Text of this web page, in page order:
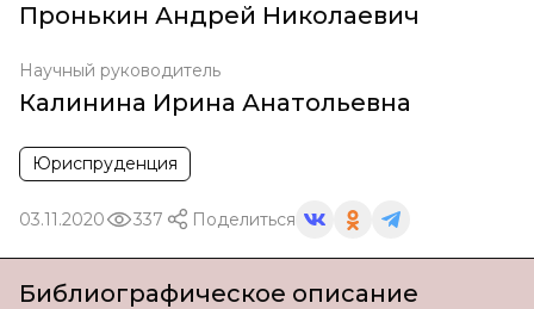
Пронькин Андрей Николаевич
Научный руководитель
Калинина Ирина Анатольевна
Юриспруденция
03.11.2020 337 Поделиться
Библиографическое описание